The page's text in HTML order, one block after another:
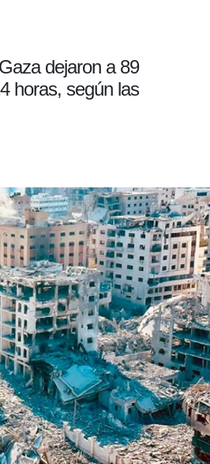
dejaron a 89
horas, según las